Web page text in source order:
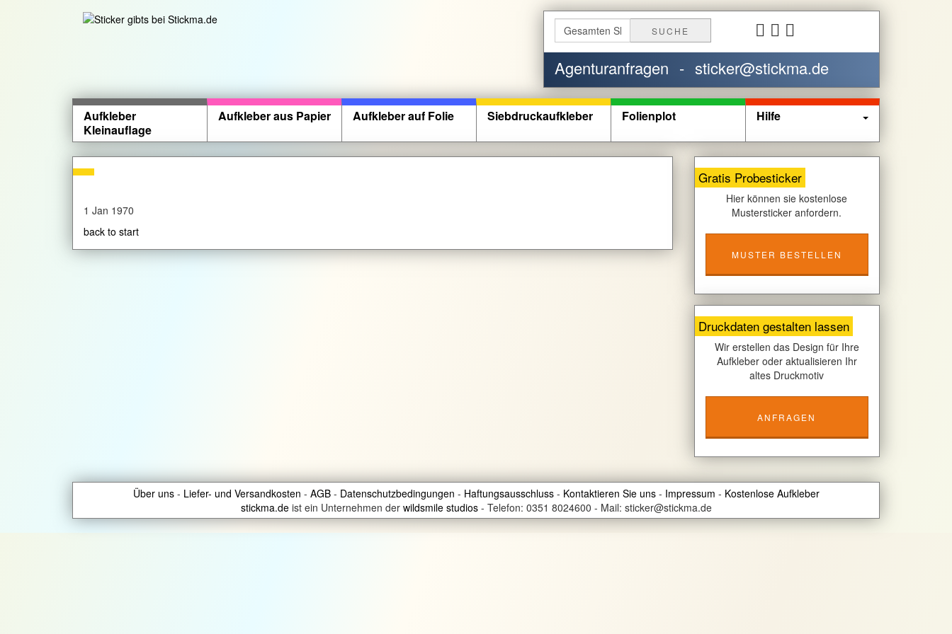
SUCHE
Agenturanfragen - sticker@stickma.de
Aufkleber
Kleinauflage
Aufkleber aus Papier Aufkleber auf Folie Siebdruckaufkleber Folienplot Hilfe
1 Jan 1970
back to start
Gratis Probesticker
Hier können sie kostenlose
Mustersticker anfordern.
MUSTER BESTELLEN
Druckdaten gestalten lassen
Wir erstellen das Design für Ihre
Aufkleber oder aktualisieren Ihr
altes Druckmotiv
ANFRAGEN
Über uns Liefer- und Versandkosten AGB Datenschutzbedingungen Haftungsausschluss Kontaktieren Sie uns Impressum
Kostenlose Aufkleber
stickma.deist ein Unternehmen der wildsmile studios- Telefon: 0351 8024600 - Mail: sticker@stickma.de